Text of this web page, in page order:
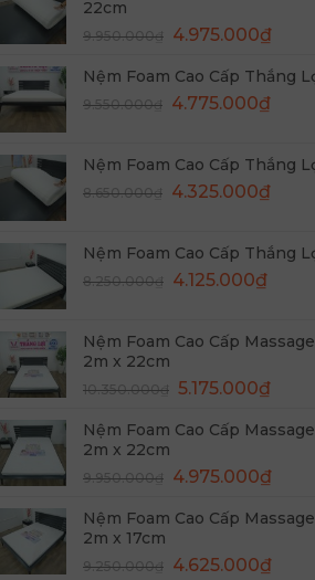
22cm
9.950.000₫ Giá
là:
9.950.000₫.
4.975.000₫Giá
tại
là:
Nệm Foam Cao Cấp Thắng
9.550.000₫ Giá
9.550.000₫.
4.775.000₫Giá
là:
Nệm Foam Cao Cấp Thắng
8.650.000₫ Giá
8.650.000₫.
4.325.000₫Giá
là:
Nệm Foam Cao Cấp Thắng
8.250.000₫ Giá
8.250.000₫.
4.125.000₫Giá
là:
Nệm Foam Cao Cấp
2m x 22cm
10.350.000₫ Giá
là:
5.175.000₫Giá
tại
Nệm Foam Cao Cấp
2m x 22cm
9.950.000₫ Giá
là:
4.975.000₫Giá
tại
Nệm Foam Cao Cấp
2m x 17cm
9.250.000₫ Giá
4.625.000₫Giá